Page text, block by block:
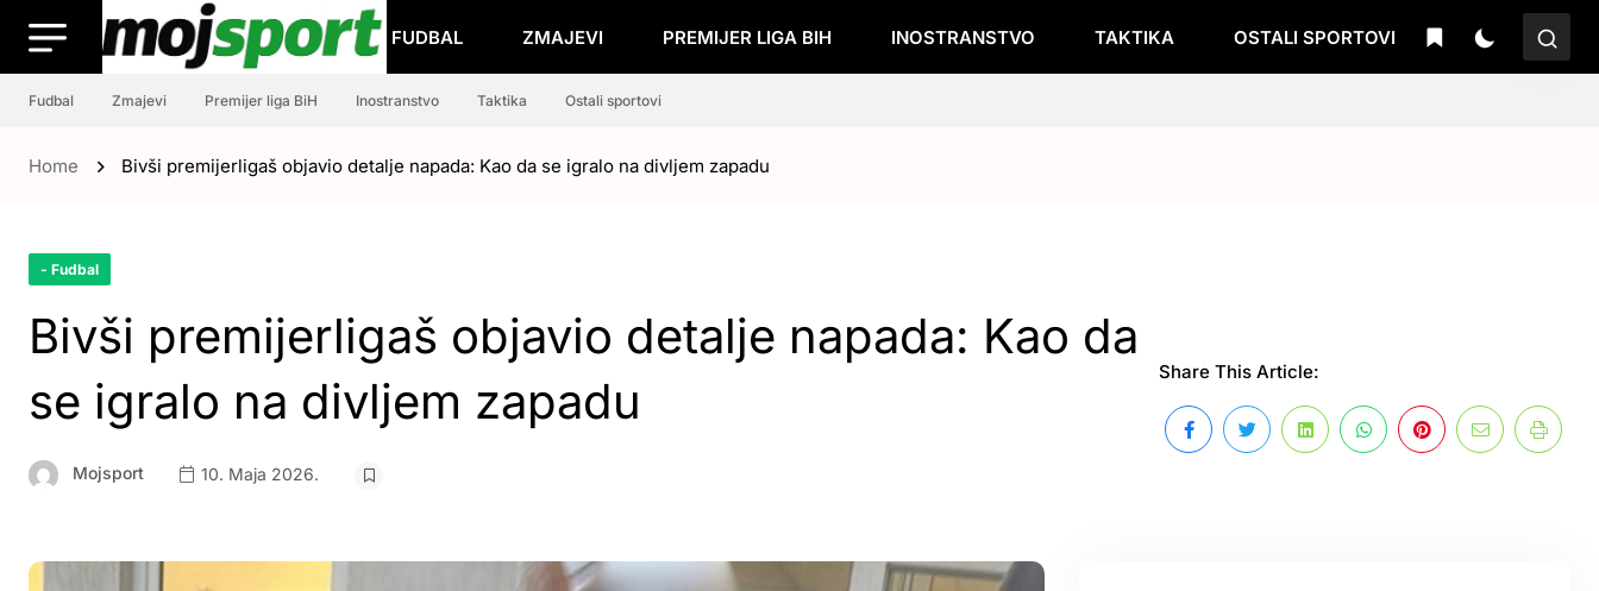
FUDBAL ZMAJEVI PREMIJER LIGA BIH INOSTRANSTVO TAKTIKA OSTALI SPORTOVI
Fudbal Zmajevi Premijer liga BiH Inostranstvo Taktika Ostali sportovi
Home Bivši premijerligaš objavio detalje napada: Kao da se igralo na divljem zapadu
- Fudbal
Bivši premijerligaš objavio detalje napada: Kao da
se igralo na divljem zapadu
Mojsport 10. Maja 2026.
Share This Article: